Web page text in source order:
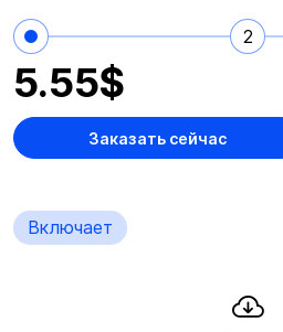
2
5.55$
Заказать сейчас
Включает